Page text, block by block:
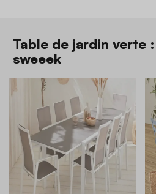
Table de jardin verte
sweeek